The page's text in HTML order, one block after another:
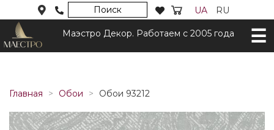
Поиск UA RU
Маэстро Декор. Работаем с 2005 года
Главная Обои Обои 93212